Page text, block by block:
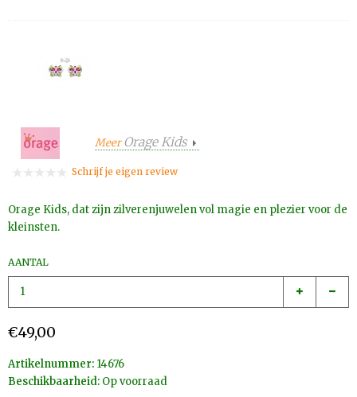
MeerOrage Kids
Schrijf je eigen review
Orage Kids, dat zijn zilverenjuwelen vol magie en plezier voor de
kleinsten.
AANTAL
€49,00
Artikelnummer: 14676
Beschikbaarheid: Op voorraad